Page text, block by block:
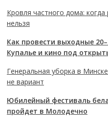
Кровля частного дома:
нельзя
Как провести выходные
Купалье и кино под
Генеральная уборка в
не вариант
Юбилейный фестиваль
пройдет в Молодечно